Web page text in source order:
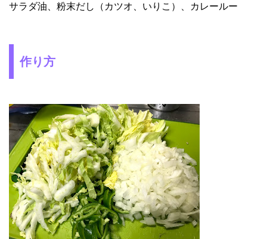
サラダ油、粉末だし（カツオ、いりこ）、カレールー
作り方